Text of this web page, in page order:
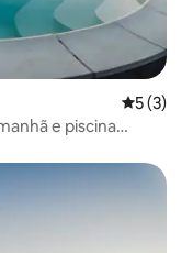
5 de
5 (3)
e piscina